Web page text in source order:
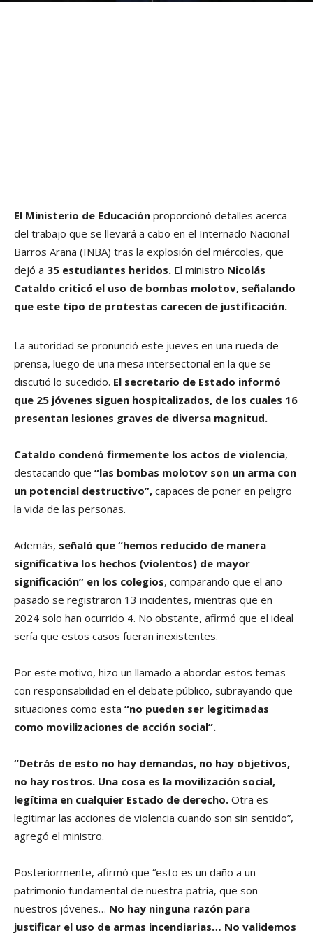
El Ministerio de Educación proporcionó detalles acerca
del trabajo que se llevará a cabo en el Internado Nacional
Barros Arana (INBA) tras la explosión del miércoles, que
dejó a 35 estudiantes heridos. El ministro Nicolás
Cataldo criticó el uso de bombas molotov, señalando
que este tipo de protestas carecen de justificación.
La autoridad se pronunció este jueves en una rueda de
prensa, luego de una mesa intersectorial en la que se
discutió lo sucedido. El secretario de Estado informó
que 25 jóvenes siguen hospitalizados, de los cuales 16
presentan lesiones graves de diversa magnitud.
Cataldo condenó firmemente los actos de violencia,
destacando que “las bombas molotov son un arma con
un potencial destructivo”, capaces de poner en peligro
la vida de las personas.
Además, señaló que “hemos reducido de manera
significativa los hechos (violentos) de mayor
significación” en los colegios, comparando que el año
pasado se registraron 13 incidentes, mientras que en
2024 solo han ocurrido 4. No obstante, afirmó que el ideal
sería que estos casos fueran inexistentes.
Por este motivo, hizo un llamado a abordar estos temas
con responsabilidad en el debate público, subrayando que
situaciones como esta “no pueden ser legitimadas
como movilizaciones de acción social”.
“Detrás de esto no hay demandas, no hay objetivos,
no hay rostros. Una cosa es la movilización social,
legítima en cualquier Estado de derecho. Otra es
legitimar las acciones de violencia cuando son sin sentido”,
agregó el ministro.
Posteriormente, afirmó que “esto es un daño a un
patrimonio fundamental de nuestra patria, que son
nuestros jóvenes… No hay ninguna razón para
justificar el uso de armas incendiarias… No validemos